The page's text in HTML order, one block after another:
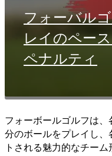
フォーバル
レイのペー
ペナルティ
フォーボールゴルフは
分のボールをプレイし
トされる魅力的なチー